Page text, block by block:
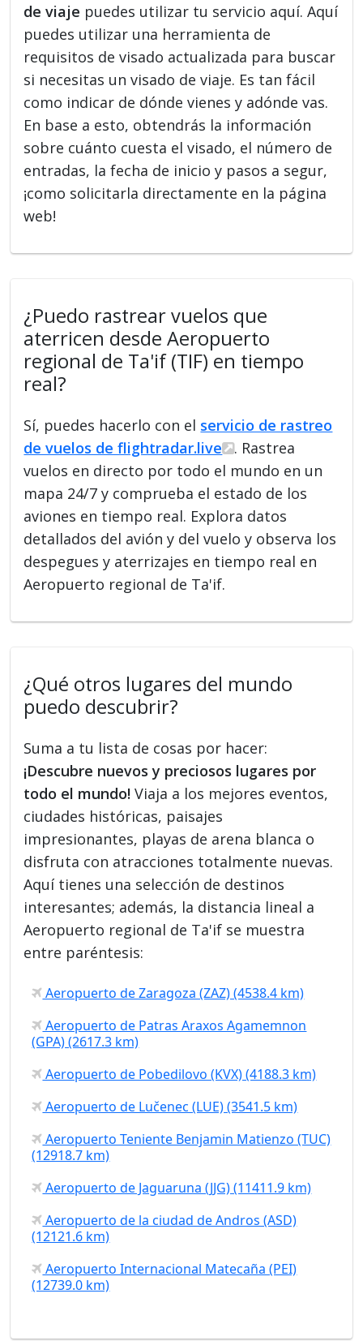
de viaje puedes utilizar tu servicio aquí. Aquí
puedes utilizar una herramienta de
requisitos de visado actualizada para buscar
si necesitas un visado de viaje. Es tan fácil
como indicar de dónde vienes y adónde vas.
En base a esto, obtendrás la información
sobre cuánto cuesta el visado, el número de
entradas, la fecha de inicio y pasos a segur,
¡como solicitarla directamente en la página
web!
¿Puedo rastrear vuelos que
aterricen desde Aeropuerto
regional de Ta'if (TIF) en tiempo
real?
Sí, puedes hacerlo con el servicio de rastreo
de vuelos de flightradar.live
. Rastrea
vuelos en directo por todo el mundo en un
mapa 24/7 y comprueba el estado de los
aviones en tiempo real. Explora datos
detallados del avión y del vuelo y observa los
despegues y aterrizajes en tiempo real en
Aeropuerto regional de Ta'if.
¿Qué otros lugares del mundo
puedo descubrir?
Suma a tu lista de cosas por hacer:
¡Descubre nuevos y preciosos lugares por
todo el mundo! Viaja a los mejores eventos,
ciudades históricas, paisajes
impresionantes, playas de arena blanca o
disfruta con atracciones totalmente nuevas.
Aquí tienes una selección de destinos
interesantes; además, la distancia lineal a
Aeropuerto regional de Ta'if se muestra
entre paréntesis:
Aeropuerto de Zaragoza (ZAZ) (4538.4 km)
Aeropuerto de Patras Araxos Agamemnon
(GPA) (2617.3 km)
Aeropuerto de Pobedilovo (KVX) (4188.3 km)
Aeropuerto de Lučenec (LUE) (3541.5 km)
Aeropuerto Teniente Benjamin Matienzo (TUC)
(12918.7 km)
Aeropuerto de Jaguaruna (JJG) (11411.9 km)
Aeropuerto de la ciudad de Andros (ASD)
(12121.6 km)
Aeropuerto Internacional Matecaña (PEI)
(12739.0 km)